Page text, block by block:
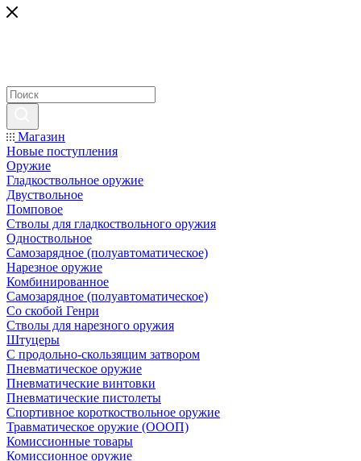
Магазин
Новые поступления
Оружие
Гладкоствольное оружие
Двуствольное
Помповое
Стволы для гладкоствольного оружия
Одноствольное
Самозарядное (полуавтоматическое)
Нарезное оружие
Комбинированное
Самозарядное (полуавтоматическое)
Со скобой Генри
Стволы для нарезного оружия
Штуцеры
С продольно-скользящим затвором
Пневматическое оружие
Пневматические винтовки
Пневматические пистолеты
Спортивное короткоствольное оружие
Травматическое оружие (ОООП)
Комиссионные товары
Комиссионное оружие